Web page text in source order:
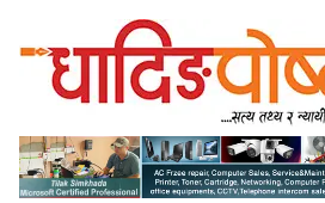
मुख्य पृष्ठ
स्थानीय समाचार